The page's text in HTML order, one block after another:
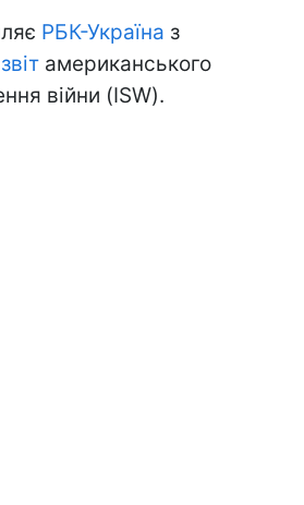
РБК-Україна з
американського
війни (ISW).